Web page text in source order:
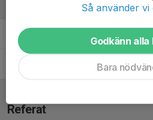
Emelie HildingssonTränare
Referat
Så använder vi
Godkänn alla
Bara